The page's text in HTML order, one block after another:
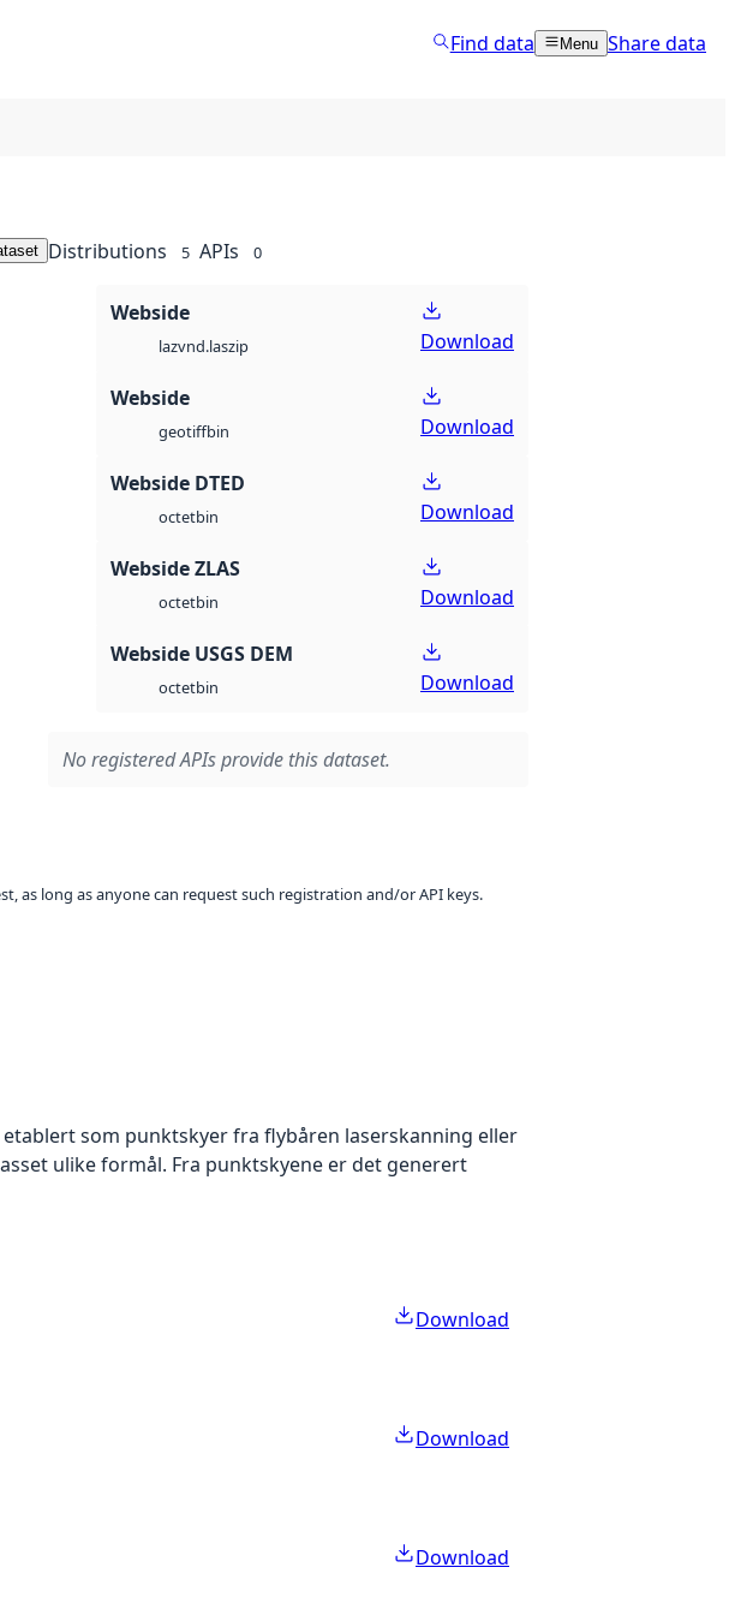
Find data Menu Share data
Distributions 5 APIs 0
Webside
lazvnd.laszip Download
Webside
geotiffbin Download
Webside DTED
octetbin Download
Webside ZLAS
octetbin Download
Webside USGS DEM
octetbin Download
No registered APIs provide this dataset.
as long as anyone can request such registration and/or API keys.
som punktskyer fra flybåren laserskanning eller
ulike formål. Fra punktskyene er det generert
Download
Download
Download